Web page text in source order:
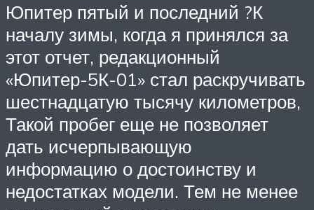
Юпитер пятый и последний ?К
началу зимы, когда я принялся за
этот отчет, редакционный
«Юпитер-5К-01» стал раскручивать
шестнадцатую тысячу километров,
Такой пробег еще не позволяет
дать исчерпывающую
информацию о достоинству и
недостатках модели. Тем не менее